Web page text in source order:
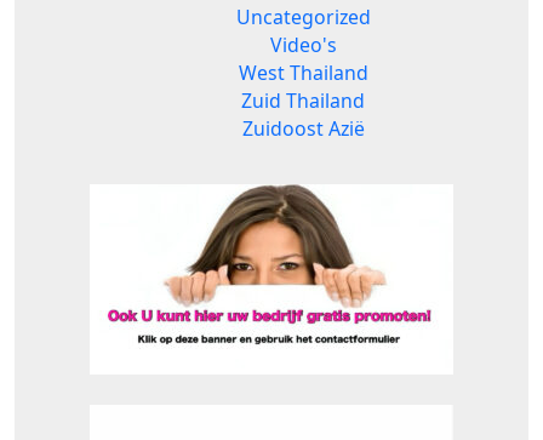
Uncategorized
Video's
West Thailand
Zuid Thailand
Zuidoost Azië